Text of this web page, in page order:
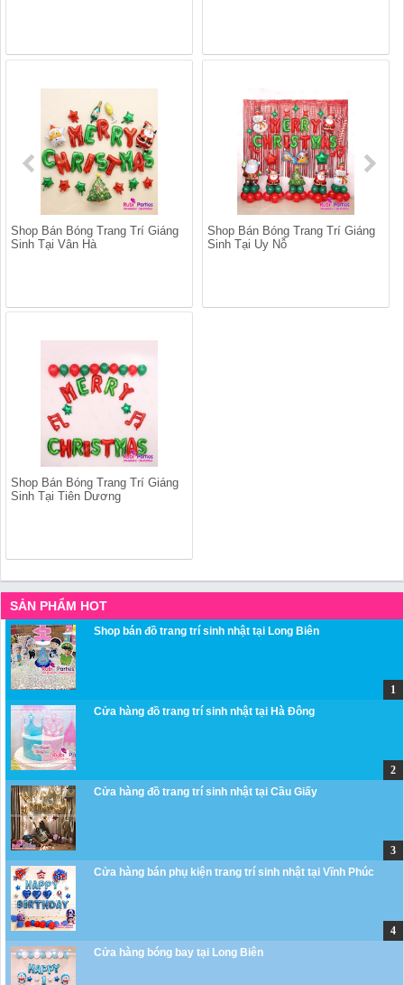
Shop Bán Bóng Trang Trí Giáng
Sinh Tại Vân Hà
Shop Bán Bóng Trang Trí Giáng
Sinh Tại Uy Nỗ
Shop Bán Bóng Trang Trí Giáng
Sinh Tại Tiên Dương
SẢN PHẨM HOT
Shop bán đồ trang trí sinh nhật tại Long Biên
Cửa hàng đồ trang trí sinh nhật tại Hà Đông
Cửa hàng đồ trang trí sinh nhật tại Cầu Giấy
Cửa hàng bán phụ kiện trang trí sinh nhật tại Vĩnh Phúc
Cửa hàng bóng bay tại Long Biên